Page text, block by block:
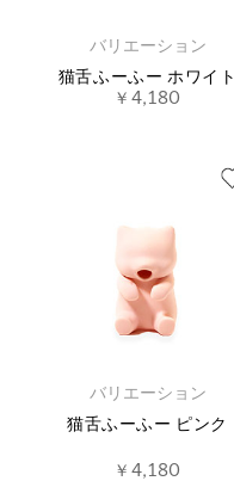
バリエーション
猫舌ふーふー ホワイト
￥4,180
バリエーション
猫舌ふーふー ピンク
￥4,180